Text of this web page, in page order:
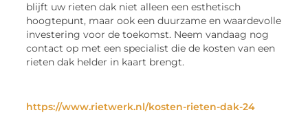
blijft uw rieten dak niet alleen een esthetisch
hoogtepunt, maar ook een duurzame en waardevolle
investering voor de toekomst. Neem vandaag nog
contact op met een specialist die de kosten van een
rieten dak helder in kaart brengt.
https://www.rietwerk.nl/kosten-rieten-dak-24